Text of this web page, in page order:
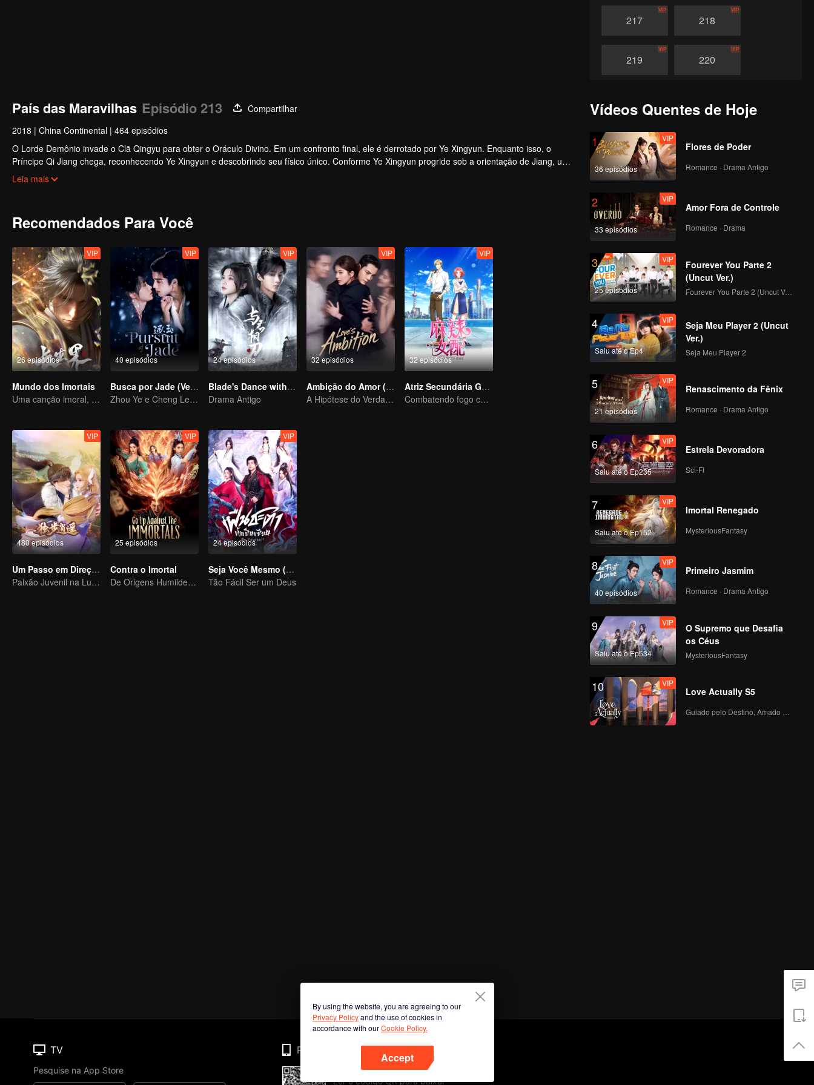
217
VIP
218
VIP
219
VIP
220
VIP
223
225
VIP VIP
227
VIP VIP
229
231
VIP
232
233
VIP
234
VIP
235
VIP
237
VIP
238
239
VIP
240
País das Maravilhas Episódio 213
Compartilhar
2018 | China Continental | 464 episódios
O Lorde Demônio invade o Clã Qingyu para obter o Oráculo Divino. Em um confronto final, ele é derrotado por Ye Xingyun. Enquanto isso, o
Príncipe Qi Jiang chega, reconhecendo Ye Xingyun e descobrindo seu físico único. Conforme Ye Xingyun progride sob a orientação de Jiang, uma
mulher misteriosa, An Yun, aparece e se envolve na rivalidade entre o Lorde Demônio e Ye Xingyun.
Leia mais
Recomendados Para Você
26 episódios
VIP
Mundo dos Imortais
Uma canção imoral, revelando sangue e lágrimas
40 episódios
VIP
Busca por Jade (Versão em Inglês)
Zhou Ye e Cheng Lei, os jovens generais que protegem o país
24 episódios
VIP
Blade's Dance with You
Drama Antigo
32 episódios
VIP
Ambição do Amor (Versão em Inglês)
A Hipótese do Verdadeiro Amor entre Zhao Lusi e Chen Weiting
32 episódios
VIP
Atriz Secundária Gostosa
Combatendo fogo com fogo. Por favor, comece sua atuação.
480 episódios
VIP
Um Passo em Direção à Liberdade
Paixão Juvenil na Luta Mundial
25 episódios
VIP
Contra o Imortal
De Origens Humildes a Matador de Imortais: Uma Jornada de Vingança Implacável
24 episódios
VIP
Seja Você Mesmo (Versão Tailandesa)
Tão Fácil Ser um Deus
Vídeos Quentes de Hoje
1
36 episódios
VIP
Flores de Poder
Romance · Drama Antigo
2
33 episódios
VIP
Amor Fora de Controle
Romance · Drama
3
25 episódios
VIP
Fourever You Parte 2
(Uncut Ver.)
Fourever You Parte 2 (Uncut Ver.)
4
Saiu até o Ep4
VIP
Seja Meu Player 2 (Uncut
Ver.)
Seja Meu Player 2
5
21 episódios
VIP
Renascimento da Fênix
Romance · Drama Antigo
6
Saiu até o Ep235
VIP
Estrela Devoradora
Sci-Fi
7
Saiu até o Ep152
VIP
Imortal Renegado
MysteriousFantasy
8
40 episódios
VIP
Primeiro Jasmim
Romance · Drama Antigo
9
Saiu até o Ep534
VIP
O Supremo que Desafia
os Céus
MysteriousFantasy
10 VIP
Love Actually S5
By using the website, you are agreeing to our
Privacy Policyand the use of cookies in
accordance with ourCookie Policy.
Accept
TV
Pesquise na App Store
Phone
Ler o código QR para baixar